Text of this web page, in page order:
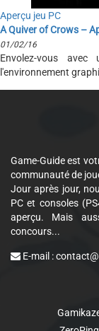
Aperçu jeu PC
A Quiver of Crows –
01/02/16
Envolez-vous
l'environnement
Game-Guide est
communauté de
Jour après jour,
PC et consoles
aperçu. Mais
concours...
E-mail :